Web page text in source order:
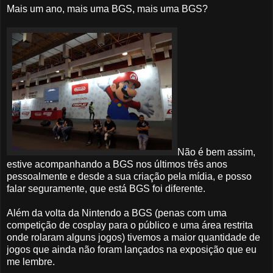
Mais um ano, mais uma BGS, mais uma BGS?
Não é bem assim,
estive acompanhando a BGS nos últimos três anos
pessoalmente e desde a sua criação pela mídia, e posso
falar seguramente, que está BGS foi diferente.
Além da volta da Nintendo a BGS (penas com uma
competição de cosplay para o público e uma área restrita
onde rolaram alguns jogos) tivemos a maior quantidade de
jogos que ainda não foram lançados na exposição que eu
me lembre.